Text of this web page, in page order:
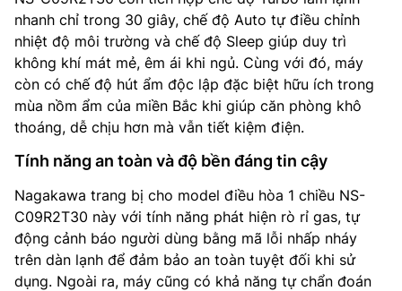
nhanh chỉ trong 30 giây, chế độ Auto tự điều chỉnh
nhiệt độ môi trường và chế độ Sleep giúp duy trì
không khí mát mẻ, êm ái khi ngủ. Cùng với đó, máy
còn có chế độ hút ẩm độc lập đặc biệt hữu ích trong
mùa nồm ẩm của miền Bắc khi giúp căn phòng khô
thoáng, dễ chịu hơn mà vẫn tiết kiệm điện.
Tính năng an toàn và độ bền đáng tin cậy
Nagakawa trang bị cho model điều hòa 1 chiều NS-
C09R2T30 này với tính năng phát hiện rò rỉ gas, tự
động cảnh báo người dùng bằng mã lỗi nhấp nháy
trên dàn lạnh để đảm bảo an toàn tuyệt đối khi sử
dụng. Ngoài ra, máy cũng có khả năng tự chẩn đoán